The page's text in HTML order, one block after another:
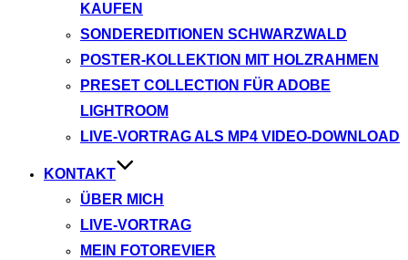
KAUFEN
SONDEREDITIONEN SCHWARZWALD
POSTER-KOLLEKTION MIT HOLZRAHMEN
PRESET COLLECTION FÜR ADOBE
LIGHTROOM
LIVE-VORTRAG ALS MP4 VIDEO-DOWNLOAD
KONTAKT
ÜBER MICH
LIVE-VORTRAG
MEIN FOTOREVIER